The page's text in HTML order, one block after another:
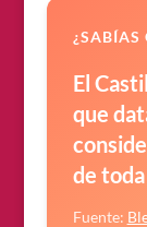
¿SABÍAS
El
que
de
Fuente: